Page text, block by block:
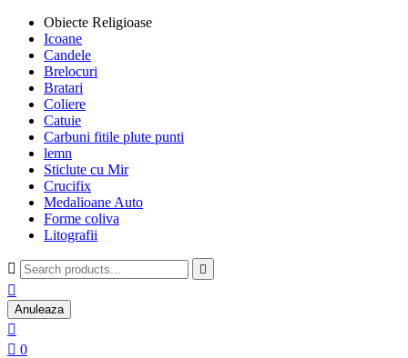
Obiecte Religioase
Icoane
Candele
Brelocuri
Bratari
Coliere
Catuie
Carbuni fitile plute punti
lemn
Sticlute cu Mir
Crucifix
Medalioane Auto
Forme coliva
Litografii
 

Anuleaza

 0